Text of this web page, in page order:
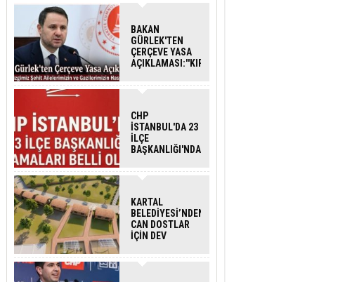
BAKAN
GÜRLEK'TEN
ÇERÇEVE YASA
AÇIKLAMASI:''KIRMIZI
AİLELERİ VE
CHP
İSTANBUL'DA 23
İLÇE
BAŞKANLIĞI'NDA
GERÇEKLEŞTİ
KARTAL
BELEDİYESİ’NDEN
CAN DOSTLAR
İÇİN DEV